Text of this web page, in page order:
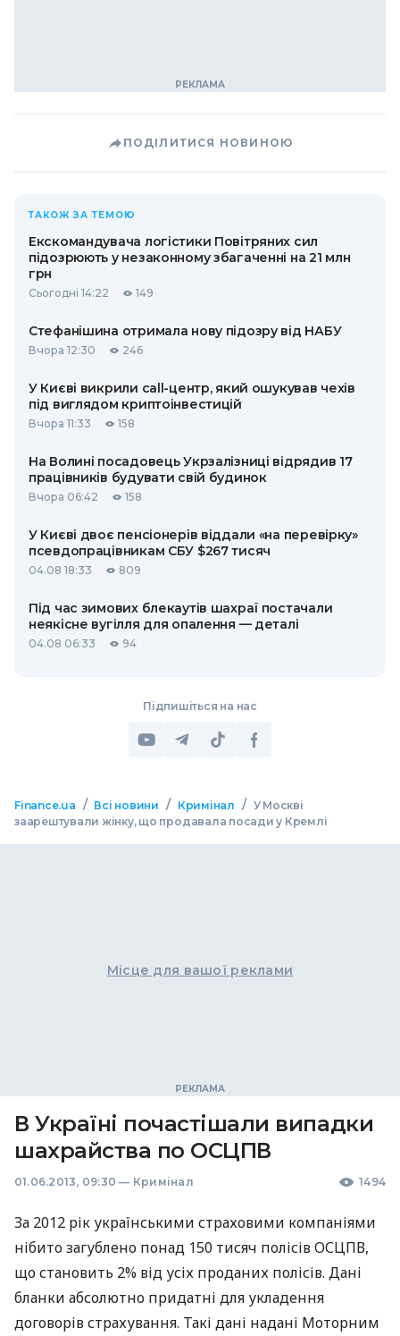
ПОДІЛИТИСЯ НОВИНОЮ
ТАКОЖ ЗА ТЕМОЮ
Екскомандувача логістики Повітряних сил
підозрюють у незаконному збагаченні на 21 млн
грн
Сьогодні 14:22 149
Стефанішина отримала нову підозру від НАБУ
Вчора 12:30 246
У Києві викрили call-центр, який ошукував чехів
під виглядом криптоінвестицій
Вчора 11:33 158
На Волині посадовець Укрзалізниці відрядив 17
працівників будувати свій будинок
Вчора 06:42 158
У Києві двоє пенсіонерів віддали «на перевірку»
псевдопрацівникам СБУ $267 тисяч
04.08 18:33 809
Під час зимових блекаутів шахраї постачали
неякісне вугілля для опалення — деталі
04.08 06:33 94
Підпишіться на нас
Finance.ua / Всі новини / Кримінал / У Москві
заарештували жінку, що продавала посади у Кремлі
Місце для вашої реклами
В Україні почастішали випадки
шахрайства по ОСЦПВ
01.06.2013, 09:30 — Кримінал 1494
За 2012 рік українськими страховими компаніями
нібито загублено понад 150 тисяч полісівОСЦПВ,
що становить 2% від усіх проданих полісів. Дані
бланки абсолютно придатні для укладення
договорів страхування. Такі дані надані Моторним